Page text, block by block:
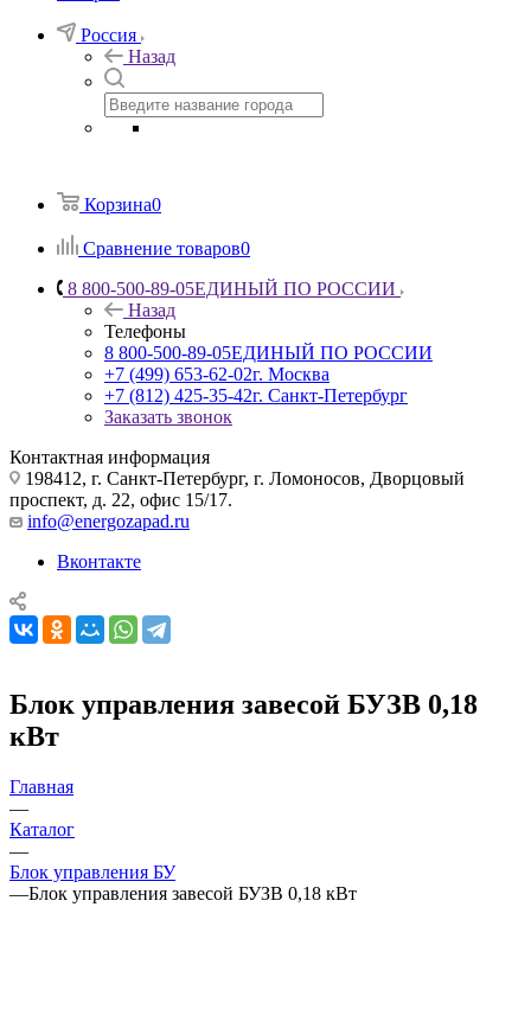
Россия
Назад
Корзина0
Сравнение товаров0
8 800-500-89-05ЕДИНЫЙ ПО РОССИИ
Назад
Телефоны
8 800-500-89-05ЕДИНЫЙ ПО РОССИИ
+7 (499) 653-62-02г. Москва
+7 (812) 425-35-42г. Санкт-Петербург
Заказать звонок
Контактная информация
198412, г. Санкт-Петербург, г. Ломоносов, Дворцовый
проспект, д. 22, офис 15/17.
info@energozapad.ru
Вконтакте
Блок управления завесой БУЗВ 0,18
кВт
Главная
—
Каталог
—
Блок управления БУ
—Блок управления завесой БУЗВ 0,18 кВт